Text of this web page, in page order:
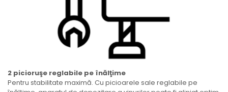
2 picioruşe reglabile pe înălţime
Pentru stabilitate maximă. Cu picioarele sale reglabile pe